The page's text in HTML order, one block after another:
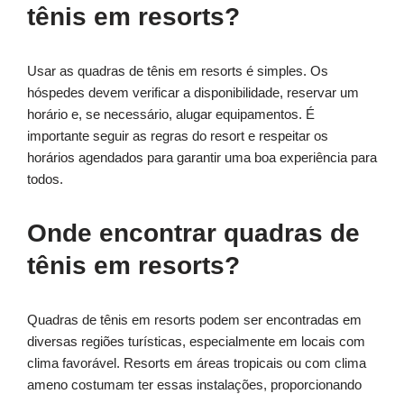
tênis em resorts?
Usar as quadras de tênis em resorts é simples. Os
hóspedes devem verificar a disponibilidade, reservar um
horário e, se necessário, alugar equipamentos. É
importante seguir as regras do resort e respeitar os
horários agendados para garantir uma boa experiência para
todos.
Onde encontrar quadras de
tênis em resorts?
Quadras de tênis em resorts podem ser encontradas em
diversas regiões turísticas, especialmente em locais com
clima favorável. Resorts em áreas tropicais ou com clima
ameno costumam ter essas instalações, proporcionando